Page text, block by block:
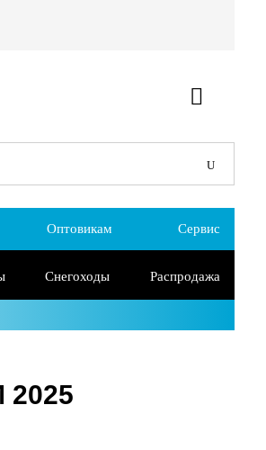
Оптовикам Сервис
Снегоходы Распродажа
2025